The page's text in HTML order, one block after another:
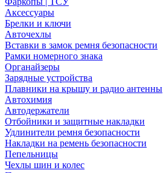
Аксессуары
Брелки и ключи
Авточехлы
Вставки в замок ремня безопасности
Рамки номерного знака
Органайзеры
Зарядные устройства
Плавники на крышу и радио антенны
Автохимия
Автодержатели
Отбойники и защитные накладки
Удлинители ремня безопасности
Накладки на ремень безопасности
Пепельницы
Чехлы шин и колес